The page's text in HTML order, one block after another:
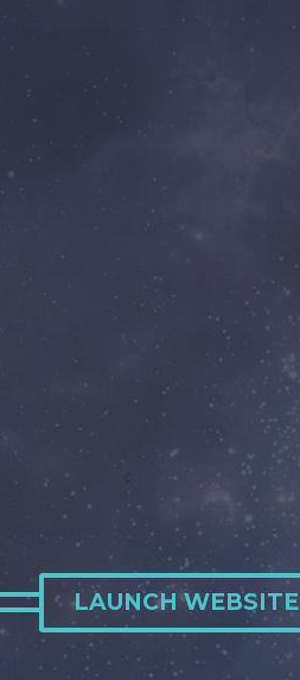
LAUNCH WEBSITE